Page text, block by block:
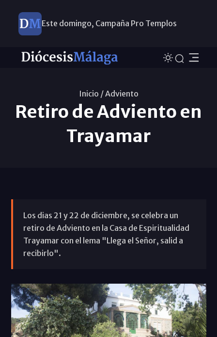
Este domingo, Campaña Pro Templos
Inicio /Adviento
Retiro de Adviento en
Trayamar
Los dias 21 y 22 de diciembre, se celebra un
retiro de Adviento en la Casa de Espiritualidad
Trayamar con el lema "Llega el Señor, salid a
recibirlo".